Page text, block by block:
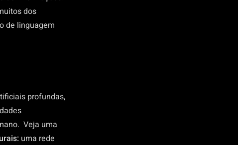
dos
de linguagem
profundas,
Veja uma
uma rede